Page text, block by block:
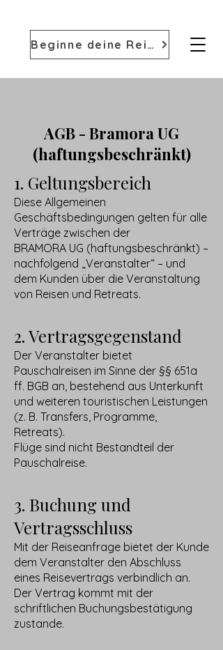
Beginne deine Reise
AGB - Bramora UG
(haftungsbeschränkt)
1. Geltungsbereich
Diese Allgemeinen
Geschäftsbedingungen gelten für alle
Verträge zwischen der
BRAMORA UG (haftungsbeschränkt) –
nachfolgend „Veranstalter“ – und
dem Kunden über die Veranstaltung
von Reisen und Retreats.
2. Vertragsgegenstand
Der Veranstalter bietet
Pauschalreisen im Sinne der §§ 651a
ff. BGB an, bestehend aus Unterkunft
und weiteren touristischen Leistungen
(z. B. Transfers, Programme,
Retreats).
Flüge sind nicht Bestandteil der
Pauschalreise.
3. Buchung und
Vertragsschluss
Mit der Reiseanfrage bietet der Kunde
dem Veranstalter den Abschluss
eines Reisevertrags verbindlich an.
Der Vertrag kommt mit der
schriftlichen Buchungsbestätigung
zustande.